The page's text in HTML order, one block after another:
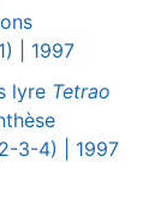
| 1997
lyre Tetrao
3-4) | 1997